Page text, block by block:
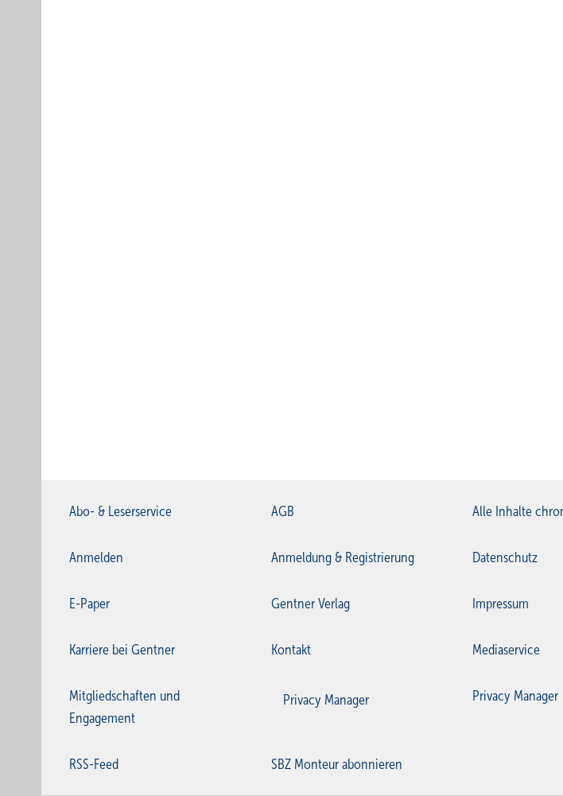
Abo- & Leserservice AGB Alle Inhalte
Anmelden Anmeldung & Registrierung Datenschutz
E-Paper Gentner Verlag Impressum
Karriere bei Gentner Kontakt Mediaservice
Mitgliedschaften und
Engagement
Privacy Manager Privacy Manager
RSS-Feed SBZ Monteur abonnieren